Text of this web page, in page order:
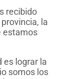
recibido
la
estamos
es lograr la
somos los